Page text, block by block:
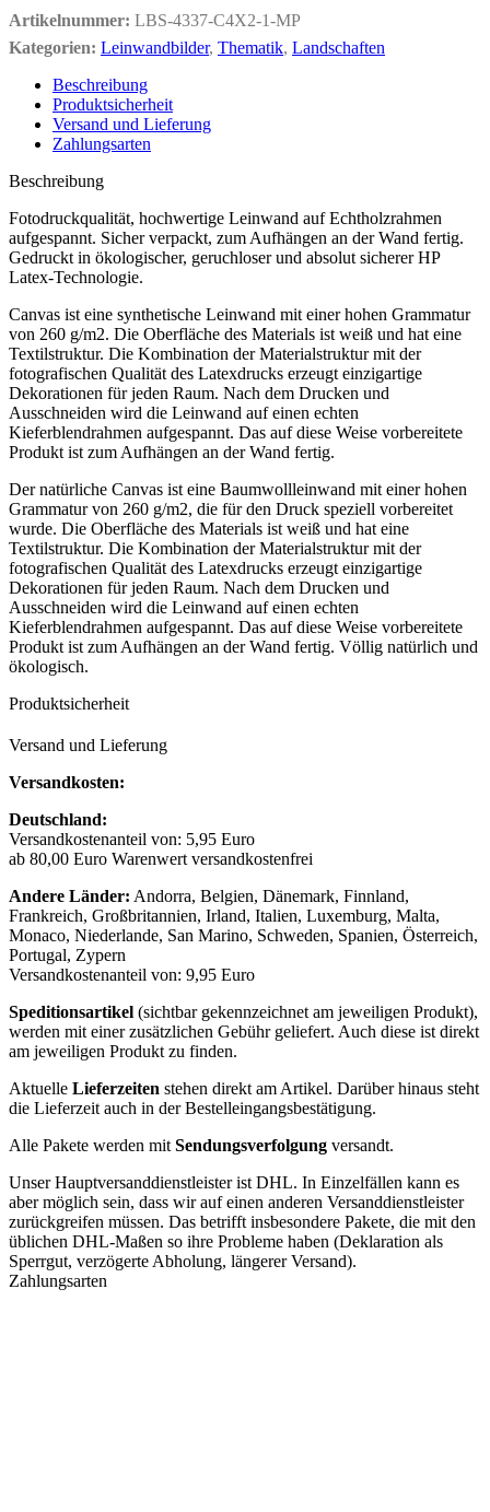
Artikelnummer: LBS-4337-C4X2-1-MP
Kategorien: Leinwandbilder, Thematik, Landschaften
Beschreibung
Produktsicherheit
Versand und Lieferung
Zahlungsarten
Beschreibung
Fotodruckqualität, hochwertige Leinwand auf Echtholzrahmen
aufgespannt. Sicher verpackt, zum Aufhängen an der Wand fertig.
Gedruckt in ökologischer, geruchloser und absolut sicherer HP
Latex-Technologie.
Canvas ist eine synthetische Leinwand mit einer hohen Grammatur
von 260 g/m2. Die Oberfläche des Materials ist weiß und hat eine
Textilstruktur. Die Kombination der Materialstruktur mit der
fotografischen Qualität des Latexdrucks erzeugt einzigartige
Dekorationen für jeden Raum. Nach dem Drucken und
Ausschneiden wird die Leinwand auf einen echten
Kieferblendrahmen aufgespannt. Das auf diese Weise vorbereitete
Produkt ist zum Aufhängen an der Wand fertig.
Der natürliche Canvas ist eine Baumwollleinwand mit einer hohen
Grammatur von 260 g/m2, die für den Druck speziell vorbereitet
wurde. Die Oberfläche des Materials ist weiß und hat eine
Textilstruktur. Die Kombination der Materialstruktur mit der
fotografischen Qualität des Latexdrucks erzeugt einzigartige
Dekorationen für jeden Raum. Nach dem Drucken und
Ausschneiden wird die Leinwand auf einen echten
Kieferblendrahmen aufgespannt. Das auf diese Weise vorbereitete
Produkt ist zum Aufhängen an der Wand fertig. Völlig natürlich und
ökologisch.
Produktsicherheit
Versand und Lieferung
Versandkosten:
Deutschland:
Versandkostenanteil von: 5,95 Euro
ab 80,00 Euro Warenwert versandkostenfrei
Andere Länder: Andorra, Belgien, Dänemark, Finnland,
Frankreich, Großbritannien, Irland, Italien, Luxemburg, Malta,
Monaco, Niederlande, San Marino, Schweden, Spanien, Österreich,
Portugal, Zypern
Versandkostenanteil von: 9,95 Euro
Speditionsartikel (sichtbar gekennzeichnet am jeweiligen Produkt),
werden mit einer zusätzlichen Gebühr geliefert. Auch diese ist direkt
am jeweiligen Produkt zu finden.
Aktuelle Lieferzeiten stehen direkt am Artikel. Darüber hinaus steht
die Lieferzeit auch in der Bestelleingangsbestätigung.
Alle Pakete werden mit Sendungsverfolgung versandt.
Unser Hauptversanddienstleister ist DHL. In Einzelfällen kann es
aber möglich sein, dass wir auf einen anderen Versanddienstleister
zurückgreifen müssen. Das betrifft insbesondere Pakete, die mit den
üblichen DHL-Maßen so ihre Probleme haben (Deklaration als
Sperrgut, verzögerte Abholung, längerer Versand).
Zahlungsarten